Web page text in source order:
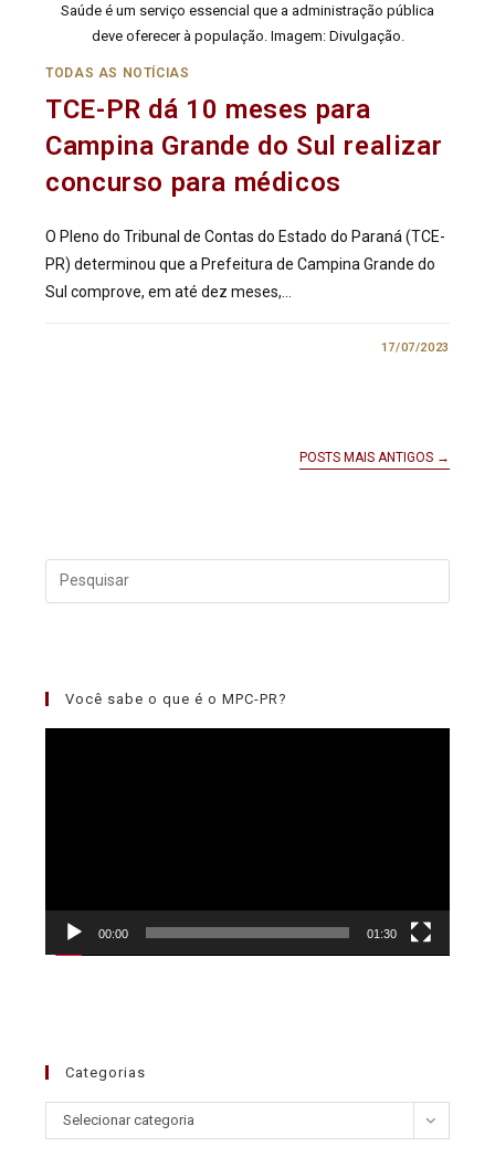
Saúde é um serviço essencial que a administração pública
deve oferecer à população. Imagem: Divulgação.
TODAS AS NOTÍCIAS
TCE-PR dá 10 meses para
Campina Grande do Sul realizar
concurso para médicos
O Pleno do Tribunal de Contas do Estado do Paraná (TCE-
PR) determinou que a Prefeitura de Campina Grande do
Sul comprove, em até dez meses,…
17/07/2023
POSTS MAIS ANTIGOS →
Você sabe o que é o MPC-PR?
00:00 01:30
Categorias
Selecionar categoria